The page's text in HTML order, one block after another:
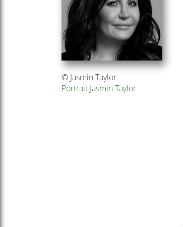
© Jasmin Taylor
Portrait Jasmin Taylor